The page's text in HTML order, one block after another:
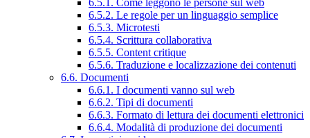
6.5.2. Le regole per un linguaggio semplice
6.5.3. Microtesti
6.5.4. Scrittura collaborativa
6.5.5. Content critique
6.5.6. Traduzione e localizzazione dei contenuti
6.6. Documenti
6.6.1. I documenti vanno sul web
6.6.2. Tipi di documenti
6.6.3. Formato di lettura dei documenti elettronici
6.6.4. Modalità di produzione dei documenti